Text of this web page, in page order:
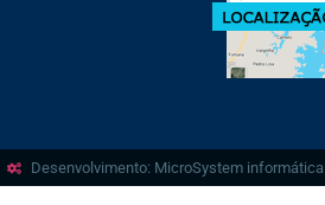
Desenvolvimento: MicroSystem informática